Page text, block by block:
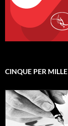
CINQUE PER MILLE